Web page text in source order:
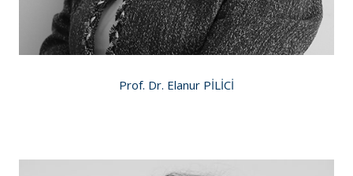
Prof. Dr. Elanur PİLİCİ